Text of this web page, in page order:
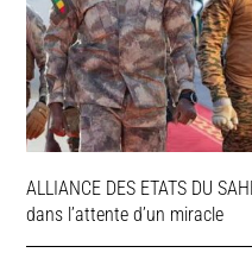
ALLIANCE DES ETATS DU
dans l’attente d’un miracle